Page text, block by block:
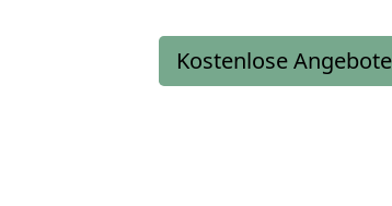
Kostenlose